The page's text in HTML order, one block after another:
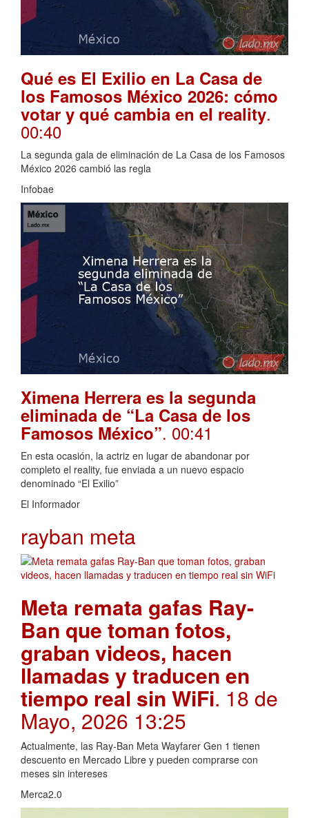
Qué es El Exilio en La Casa de
los Famosos México 2026: cómo
votar y qué cambia en el reality.
00:40
La segunda gala de eliminación de La Casa de los Famosos
México 2026 cambió las regla
Infobae
Ximena Herrera es la segunda
eliminada de “La Casa de los
Famosos México”. 00:41
En esta ocasión, la actriz en lugar de abandonar por
completo el reality, fue enviada a un nuevo espacio
denominado “El Exilio”
El Informador
rayban meta
Meta remata gafas Ray-
Ban que toman fotos,
graban videos, hacen
llamadas y traducen en
tiempo real sin WiFi. 18 de
Mayo, 2026 13:25
Actualmente, las Ray-Ban Meta Wayfarer Gen 1 tienen
descuento en Mercado Libre y pueden comprarse con
meses sin intereses
Merca2.0